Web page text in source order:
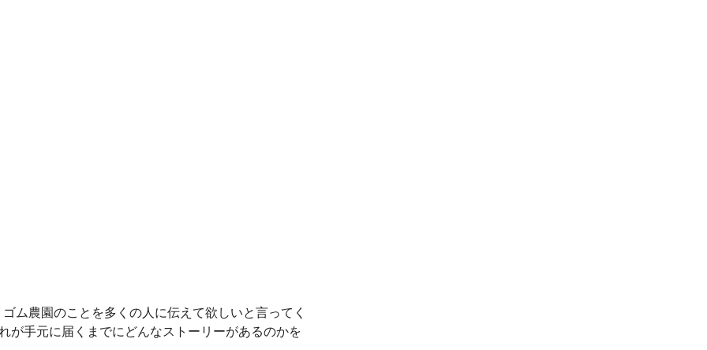
ム農園のことを多くの人に伝えて欲しいと言ってく
が手元に届くまでにどんなストーリーがあるのかを